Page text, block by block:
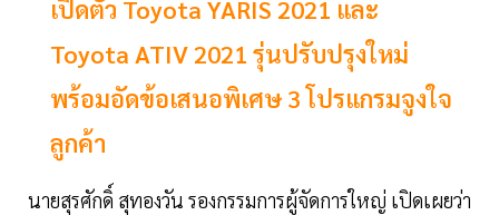
เปิดตัว Toyota YARIS 2021 และ
Toyota ATIV 2021 รุ่นปรับปรุงใหม่
พร้อมอัดข้อเสนอพิเศษ 3 โปรแกรมจูงใจ
ลูกค้า
นายสุรศักดิ์ สุทองวัน รองกรรมการผู้จัดการใหญ่ เปิดเผยว่า